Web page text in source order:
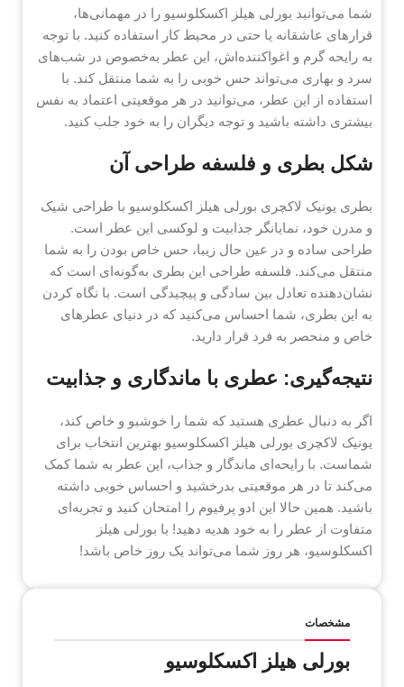
شما می‌توانید بورلی هیلز اکسکلوسیو را در مهمانی‌ها،
قرارهای عاشقانه یا حتی در محیط کار استفاده کنید. با توجه
به رایحه گرم و اغواکننده‌اش، این عطر به‌خصوص در شب‌های
سرد و بهاری می‌تواند حس خوبی را به شما منتقل کند. با
استفاده از این عطر، می‌توانید در هر موقعیتی اعتماد به نفس
بیشتری داشته باشید و توجه دیگران را به خود جلب کنید.
شکل بطری و فلسفه طراحی آن
بطری یونیک لاکچری بورلی هیلز اکسکلوسیو با طراحی شیک
و مدرن خود، نمایانگر جذابیت و لوکسی این عطر است.
طراحی ساده و در عین حال زیبا، حس خاص بودن را به شما
منتقل می‌کند. فلسفه طراحی این بطری به‌گونه‌ای است که
نشان‌دهنده تعادل بین سادگی و پیچیدگی است. با نگاه کردن
به این بطری، شما احساس می‌کنید که در دنیای عطرهای
خاص و منحصر به فرد قرار دارید.
نتیجه‌گیری: عطری با ماندگاری و جذابیت
اگر به دنبال عطری هستید که شما را خوشبو و خاص کند،
یونیک لاکچری بورلی هیلز اکسکلوسیو بهترین انتخاب برای
شماست. با رایحه‌ای ماندگار و جذاب، این عطر به شما کمک
می‌کند تا در هر موقعیتی بدرخشید و احساس خوبی داشته
باشید. همین حالا این ادو پرفیوم را امتحان کنید و تجربه‌ای
متفاوت از عطر را به خود هدیه دهید! با بورلی هیلز
اکسکلوسیو، هر روز شما می‌تواند یک روز خاص باشد!
مشخصات
بورلی هیلز اکسکلوسیو